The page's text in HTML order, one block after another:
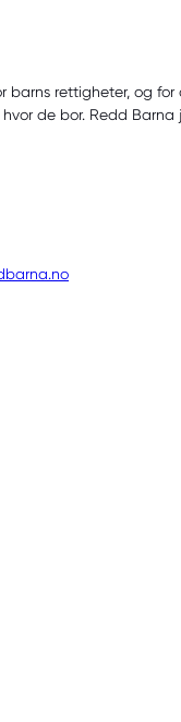
barns rettigheter, og
de bor. Redd Barna